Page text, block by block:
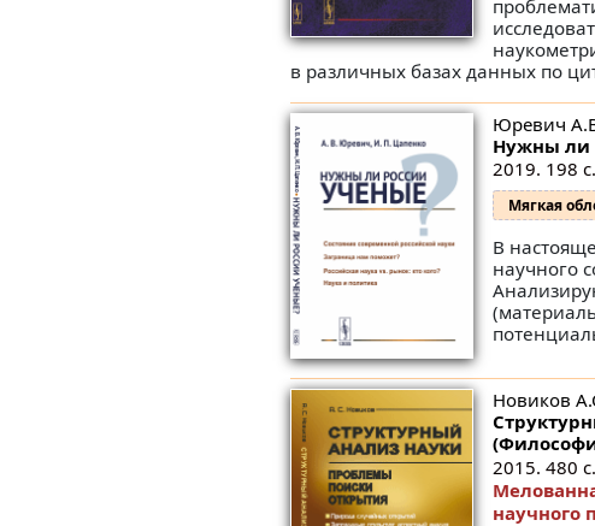
в различных базах данных по
Юревич
Нужны ли
2019. 198 с.
Мягкая
В
научного
Новиков
2015. 480 с.
научного